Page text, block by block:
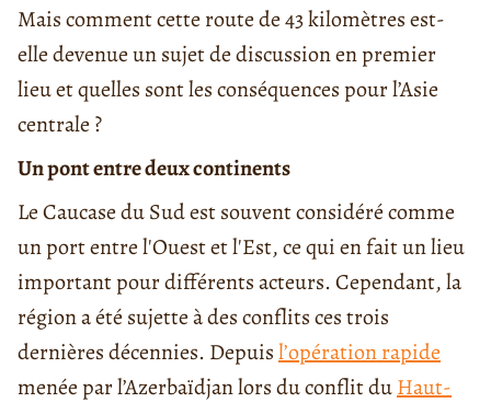
Mais comment cette route de 43 kilomètres est-
elle devenue un sujet de discussion en premier
lieu et quelles sont les conséquences pour l’Asie
centrale ?
Un pont entre deux continents
Le Caucase du Sud est souvent considéré comme
un port entre l'Ouest et l'Est, ce qui en fait un lieu
important pour différents acteurs. Cependant, la
région a été sujette à des conflits ces trois
dernières décennies. Depuisl’opération rapide
menée par l’Azerbaïdjan lors du conflit duHaut-